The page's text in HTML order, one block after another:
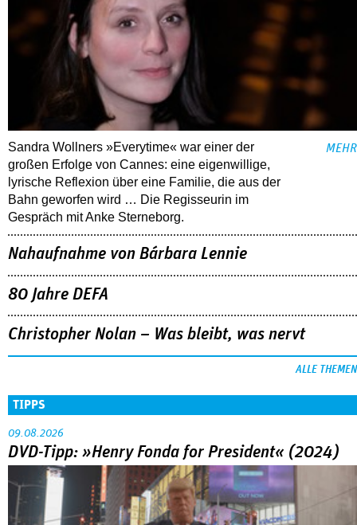
Sandra Wollners »Everytime« war einer der
großen Erfolge von Cannes: eine eigenwillige,
lyrische Reflexion über eine ­Familie, die aus der
Bahn geworfen wird … Die Regisseurin im
Gespräch mit Anke Sterneborg.
MEHR
Nahaufnahme von Bárbara Lennie
80 Jahre DEFA
Christopher Nolan – Was bleibt, was nervt
ALLE THEMEN
TIPPS
09.08.2026
DVD-Tipp: »Henry Fonda for President« (2024)